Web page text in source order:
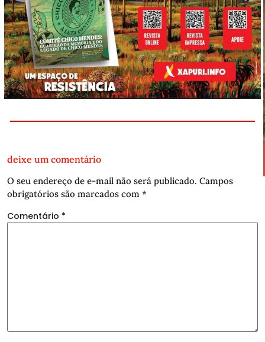
deixe um comentário
O seu endereço de e-mail não será publicado. Campos
obrigatórios são marcados com *
Comentário *